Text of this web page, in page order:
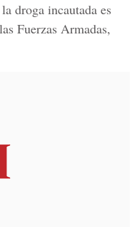
droga incautada es
Fuerzas Armadas,